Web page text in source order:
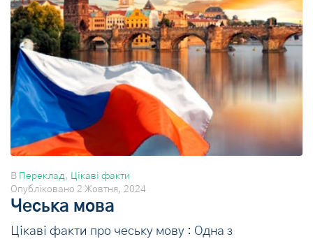
В Переклад, Цікаві факти
Опубліковано 2 Жовтня, 2024
Чеська мова
Цікаві факти про чеську мову : Одна з